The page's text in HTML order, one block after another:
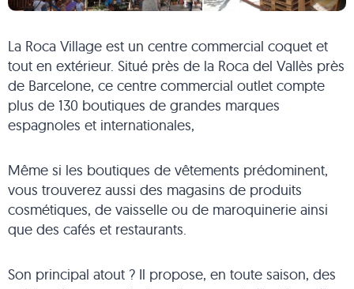
La Roca Village est un centre commercial coquet et
tout en extérieur. Situé près de la Roca del Vallès près
de Barcelone, ce centre commercial outlet compte
plus de 130 boutiques de grandes marques
espagnoles et internationales,
Même si les boutiques de vêtements prédominent,
vous trouverez aussi des magasins de produits
cosmétiques, de vaisselle ou de maroquinerie ainsi
que des cafés et restaurants.
Son principal atout ? Il propose, en toute saison, des